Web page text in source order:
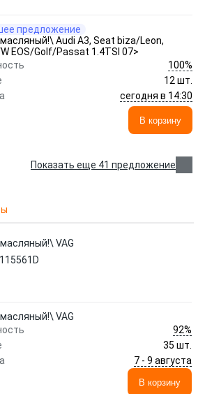
предложение
Audi A3, Seat biza/Leon,
EOS/Golf/Passat 1.4TSI 07>
100%
12 шт.
сегодня в 14:30
В корзину
Показать еще 41 предложение
VAG
VAG
92%
35 шт.
7 - 9 августа
В корзину